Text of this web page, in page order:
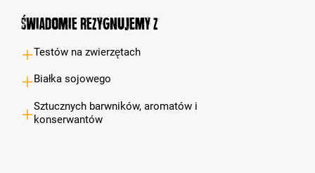
Świadomie rezygnujemy z
Testów na zwierzętach
Białka sojowego
Sztucznych barwników, aromatów i
konserwantów